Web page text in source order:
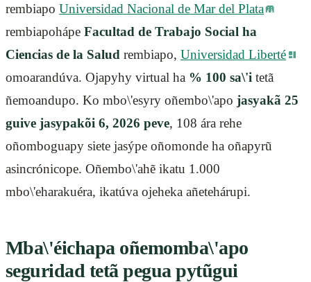
rembiapo Universidad Nacional de Mar del Plata
rembiapohápe Facultad de Trabajo Social ha
Ciencias de la Salud rembiapo, Universidad Liberté
omoarandúva. Ojapyhy virtual ha % 100 sa\'i tetã
ñemoandupo. Ko mbo\'esyry oñembo\'apo jasyakã 25
guive jasypakõi 6, 2026 peve, 108 ára rehe
oñomboguapy siete jasýpe oñomonde ha oñapyrũ
asincrónicope. Oñembo\'ahẽ ikatu 1.000
mbo\'eharakuéra, ikatúva ojeheka añetehárupi.
Mba\'éichapa oñemomba\'apo
seguridad tetã pegua pytũgui